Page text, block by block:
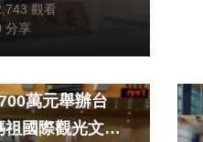
觀看
分享
萬元舉辦台
祖國際觀光文化